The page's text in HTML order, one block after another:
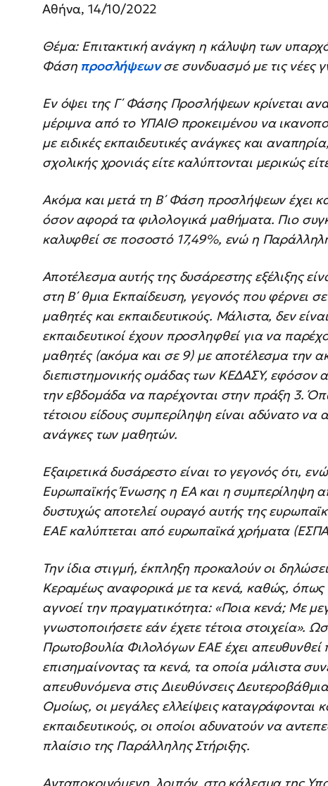
Αθήνα, 14/10/2022
Θέμα: Επιτακτική ανάγκη η κάλυψη των
Φάση προσλήψεωνσε συνδυασμό με τις νέες
Εν όψει της Γ΄ Φάσης Προσλήψεων κρίνεται
μέριμνα από το ΥΠΑΙΘ προκειμένου να
με ειδικές εκπαιδευτικές ανάγκες και
σχολικής χρονιάς είτε καλύπτονται μερικώς
Ακόμα και μετά τη Β΄ Φάση προσλήψεων έχει
όσον αφορά τα φιλολογικά μαθήματα. Πιο
καλυφθεί σε ποσοστό 17,49%, ενώ η
Αποτέλεσμα αυτής της δυσάρεστης εξέλιξης
στη Β΄ θμια Εκπαίδευση, γεγονός που φέρνει
μαθητές και εκπαιδευτικούς. Μάλιστα, δεν
εκπαιδευτικοί έχουν προσληφθεί για να
μαθητές (ακόμα και σε 9) με αποτέλεσμα την
διεπιστημονικής ομάδας των ΚΕΔΑΣΥ, εφόσον
την εβδομάδα να παρέχονται στην πράξη 3.
τέτοιου είδους συμπερίληψη είναι αδύνατο να
ανάγκες των μαθητών.
Εξαιρετικά δυσάρεστο είναι το γεγονός ότι,
Ευρωπαϊκής Ένωσης η ΕΑ και η συμπερίληψη
δυστυχώς αποτελεί ουραγό αυτής της
ΕΑΕ καλύπτεται από ευρωπαϊκά χρήματα
Την ίδια στιγμή, έκπληξη προκαλούν οι
Κεραμέως αναφορικά με τα κενά, καθώς, όπως
αγνοεί την πραγματικότητα: «Ποια κενά; Με
γνωστοποιήσετε εάν έχετε τέτοια στοιχεία».
Πρωτοβουλία Φιλολόγων ΕΑΕ έχει απευθυνθεί
επισημαίνοντας τα κενά, τα οποία μάλιστα
απευθυνόμενα στις Διευθύνσεις
Ομοίως, οι μεγάλες ελλείψεις καταγράφονται
εκπαιδευτικούς, οι οποίοι αδυνατούν να
πλαίσιο της Παράλληλης Στήριξης.